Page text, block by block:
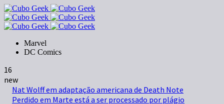
Marvel
DC Comics
16
new
Nat Wolff em adaptação americana de Death Note
Perdido em Marte está a ser processado por plágio